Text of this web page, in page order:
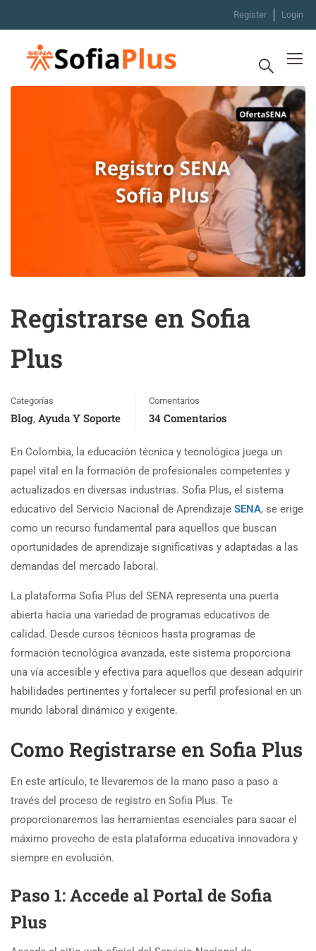
Register Login
Registrarse en Sofia
Plus
Categorías
Blog, Ayuda Y Soporte
Comentarios
34 Comentarios
En Colombia, la educación técnica y tecnológica juega un
papel vital en la formación de profesionales competentes y
actualizados en diversas industrias. Sofia Plus, el sistema
educativo del Servicio Nacional de Aprendizaje SENA, se erige
como un recurso fundamental para aquellos que buscan
oportunidades de aprendizaje significativas y adaptadas a las
demandas del mercado laboral.
La plataforma Sofia Plus del SENA representa una puerta
abierta hacia una variedad de programas educativos de
calidad. Desde cursos técnicos hasta programas de
formación tecnológica avanzada, este sistema proporciona
una vía accesible y efectiva para aquellos que desean adquirir
habilidades pertinentes y fortalecer su perfil profesional en un
mundo laboral dinámico y exigente.
Como Registrarse en Sofia Plus
En este artículo, te llevaremos de la mano paso a paso a
través del proceso de registro en Sofia Plus. Te
proporcionaremos las herramientas esenciales para sacar el
máximo provecho de esta plataforma educativa innovadora y
siempre en evolución.
Paso 1: Accede al Portal de Sofia
Plus